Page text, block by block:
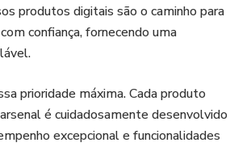
produtos digitais são o caminho para
confiança, fornecendo uma
prioridade máxima. Cada produto
é cuidadosamente desenvolvido
excepcional e funcionalidades